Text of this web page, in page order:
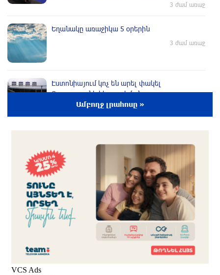
3 ժամ առաջ
Եղանակը առաջիկա 5 օրերին
3 ժամ առաջ
Էստոնիայում կոչ են արել փակել
Ռուսաստանի հետ սահմանը
ինքնիշխան տարածքից ադրբեջանական
զինվшծ ուժերի դուրսբերման․ Իշխան
Սաղաթելյան
3 ժամ առաջ
Տղամարդը ծեծել է շտապօգնության բժշկին և
վարորդին
2 ժամ առաջ
Ամբողջ լրահոսը »